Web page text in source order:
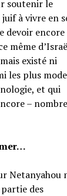
soutenir le
à vivre en
devoir encore
même
existé ni
les plus
et qui
–
Netanyahou
des